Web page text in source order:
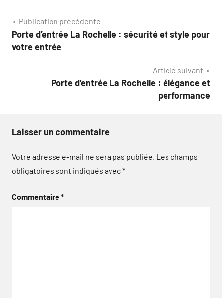
Navigation
de
Publication précédente
Porte d’entrée La Rochelle : sécurité et style pour
votre entrée
Article suivant
Porte d’entrée La Rochelle : élégance et
performance
Laisser un commentaire
Votre adresse e-mail ne sera pas publiée. Les champs
obligatoires sont indiqués avec*
Commentaire*